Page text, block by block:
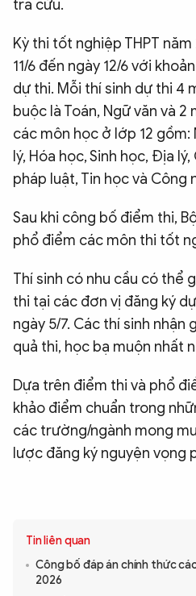
tra cứu.
Kỳ thi tốt nghiệp THPT
11/6 đến ngày 12/6 với
dự thi. Mỗi thí sinh dự thi 4
buộc là Toán, Ngữ văn và
các môn học ở lớp 12 gồm:
lý, Hóa học, Sinh học, Địa
pháp luật, Tin học và Công
Sau khi công bố điểm thi,
phổ điểm các môn thi tốt
Thí sinh có nhu cầu có thể
thi tại các đơn vị đăng ký
ngày 5/7. Các thí sinh nhận
quả thi, học bạ muộn nhất
Dựa trên điểm thi và phổ
khảo điểm chuẩn trong
các trường/ngành mong
lược đăng ký nguyện vọng
Tin liên quan
Công bố đáp án chính thức
2026